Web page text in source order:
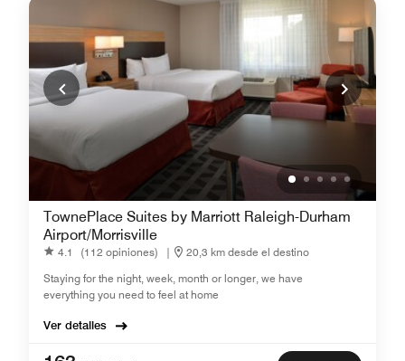
TownePlace Suites by Marriott Raleigh-Durham
Airport/Morrisville
4.1 (112 opiniones) |
20,3 km desde el destino
Staying for the night, week, month or longer, we have
everything you need to feel at home
Ver detalles